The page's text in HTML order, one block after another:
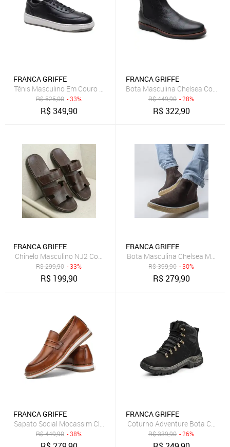
FRANCA GRIFFE
Tênis Masculino Em Couro Legítimo Alto Padrão Luxo
R$525,00 - 33%
R$349,90
FRANCA GRIFFE
Bota Masculina Chelsea Couro
R$449,90 - 28%
R$322,90
FRANCA GRIFFE
Chinelo Masculino NJ2 Couro Legítimo Anatômico Fivela Ajustável
R$299,90 - 33%
R$ 199,90
FRANCA GRIFFE
Bota Masculina Chelsea
R$399,90 - 30%
R$279,90
FRANCA GRIFFE
Sapato Social Mocassim Clássico Masculino Forro Couro Conforto
R$449,90 - 38%
FRANCA GRIFFE
Coturno Adventure Bota Couro
R$339,90 - 26%